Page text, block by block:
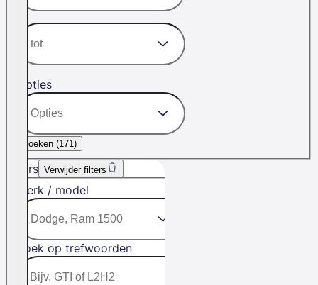
Opties
Zoeken (171 )
Filters Verwijder filters
Merk / model
Zoek op trefwoorden